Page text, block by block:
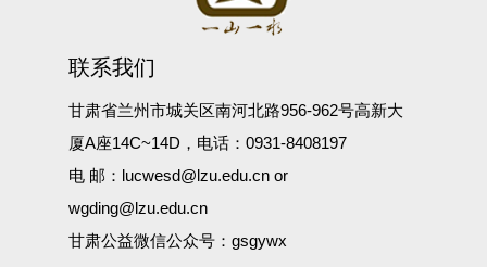
联系我们
甘肃省兰州市城关区南河北路956-962号高新大
厦A座14C~14D，电话：0931-8408197
电 邮：lucwesd@lzu.edu.cn or
wgding@lzu.edu.cn
甘肃公益微信公众号：gsgywx